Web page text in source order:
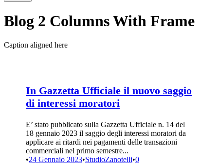
Blog 2 Columns With Frame
Caption aligned here
In Gazzetta Ufficiale il nuovo saggio
di interessi moratori
E’ stato pubblicato sulla Gazzetta Ufficiale n. 14 del
18 gennaio 2023 il saggio degli interessi moratori da
applicare ai ritardi nei pagamenti delle transazioni
commerciali nel primo semestre...
•24 Gennaio 2023•StudioZanotelli•0